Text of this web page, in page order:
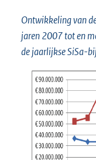
Ontwikkeling van
jaren 2007 tot en
de jaarlijkse SiSa-